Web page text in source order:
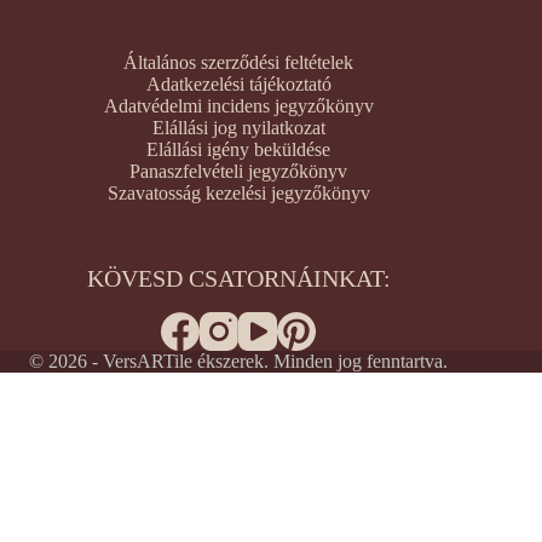
Általános szerződési feltételek
Adatkezelési tájékoztató
Adatvédelmi incidens jegyzőkönyv
Elállási jog nyilatkozat
Elállási igény beküldése
Panaszfelvételi jegyzőkönyv
Szavatosság kezelési jegyzőkönyv
KÖVESD CSATORNÁINKAT:
© 2026 - VersARTile ékszerek. Minden jog fenntartva.